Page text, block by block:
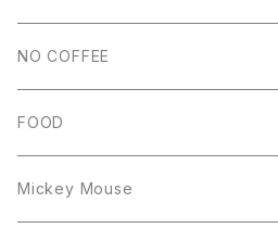
NO COFFEE
FOOD
Mickey Mouse